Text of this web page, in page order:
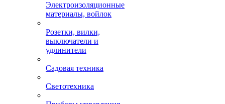
Электроизоляционные
материалы, войлок
Розетки, вилки,
выключатели и
удлинители
Садовая техника
Светотехника